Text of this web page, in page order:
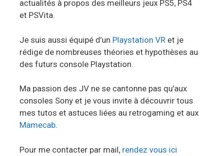
actualités à propos des meilleurs jeux PS5, PS4
et PSVita.
Je suis aussi équipé d’un Playstation VR et je
rédige de nombreuses théories et hypothèses au
des futurs console Playstation.
Ma passion des JV ne se cantonne pas qu’aux
consoles Sony et je vous invite à découvrir tous
mes tutos et astuces liées au retrogaming et aux
Mamecab.
Pour me contacter par mail, rendez vous ici